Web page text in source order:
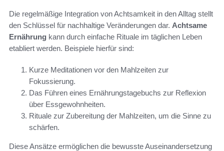
Die regelmäßige Integration von Achtsamkeit in den Alltag stellt
den Schlüssel für nachhaltige Veränderungen dar. Achtsame
Ernährung kann durch einfache Rituale im täglichen Leben
etabliert werden. Beispiele hierfür sind:
Kurze Meditationen vor den Mahlzeiten zur
Fokussierung.
Das Führen eines Ernährungstagebuchs zur Reflexion
über Essgewohnheiten.
Rituale zur Zubereitung der Mahlzeiten, um die Sinne zu
schärfen.
Diese Ansätze ermöglichen die bewusste Auseinandersetzung